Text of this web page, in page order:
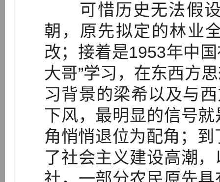
可惜历史无法假设
朝，原先拟定的林业
改；接着是1953年中
大哥”学习，在东西方
习背景的梁希以及与
下风，最明显的信号
角悄悄退位为配角；
了社会主义建设高潮